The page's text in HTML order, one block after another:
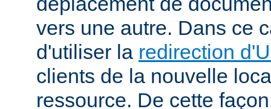
vers une autre. Dans ce
d'utiliser la redirection
clients de la nouvelle
ressource. De cette